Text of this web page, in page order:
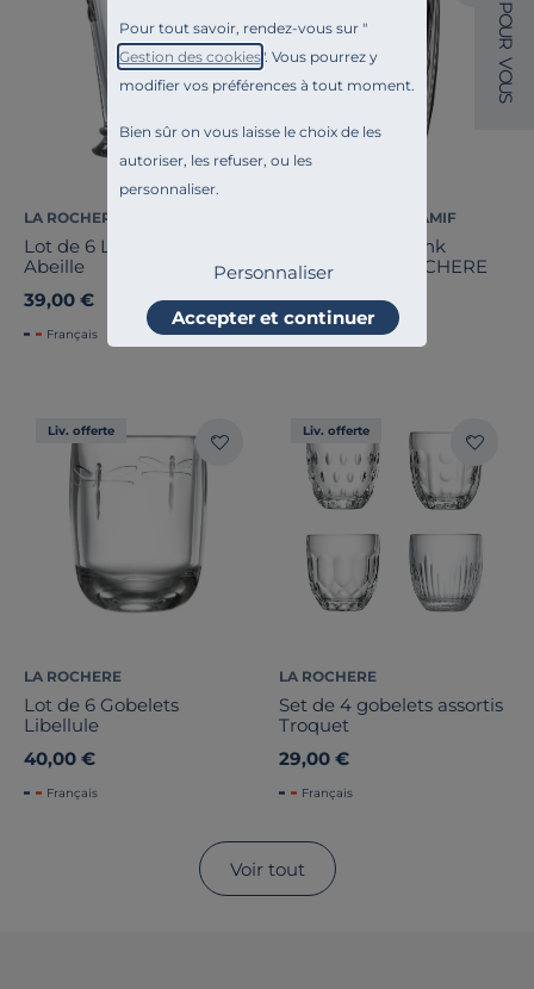
Pour tout savoir, rendez-vous sur "
Gestion des cookies". Vous pourrez y
modifier vos préférences à tout moment.
Bien sûr on vous laisse le choix de les
autoriser, les refuser, ou les
personnaliser.
Personnaliser
Accepter et continuer
LA ROCHERE
Lot de 6 Long Drink
Abeille
39,00 €
Français
ESSENTIELS PAR CAMIF
Lot de 6 long drink
Boudoir - LA ROCHERE
45,00 €
Français
Liv. offerte
LA ROCHERE
Lot de 6 Gobelets
Libellule
40,00 €
Français
Liv. offerte
LA ROCHERE
Set de 4 gobelets assortis
Troquet
29,00 €
Français
Voir tout
P
O
U
R
V
O
U
S